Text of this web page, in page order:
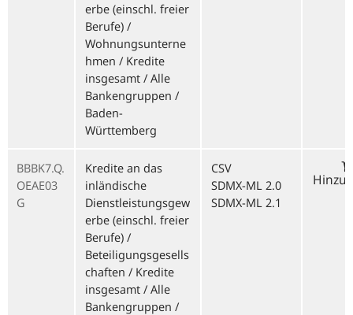
erbe (einschl. freier
Berufe) /
Wohnungsunterne
hmen / Kredite
insgesamt / Alle
Bankengruppen /
Baden-
Württemberg
BBBK7.Q.
OEAE03
G
Kredite an das
inländische
Dienstleistungsgew
erbe (einschl. freier
Berufe) /
Beteiligungsgesells
chaften / Kredite
insgesamt / Alle
Bankengruppen /
CSV
SDMX-ML 2.0
SDMX-ML 2.1